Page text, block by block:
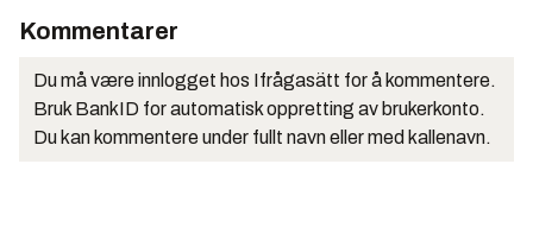
Kommentarer
Du må være innlogget hos Ifrågasätt for å kommentere.
Bruk BankID for automatisk oppretting av brukerkonto.
Du kan kommentere under fullt navn eller med kallenavn.